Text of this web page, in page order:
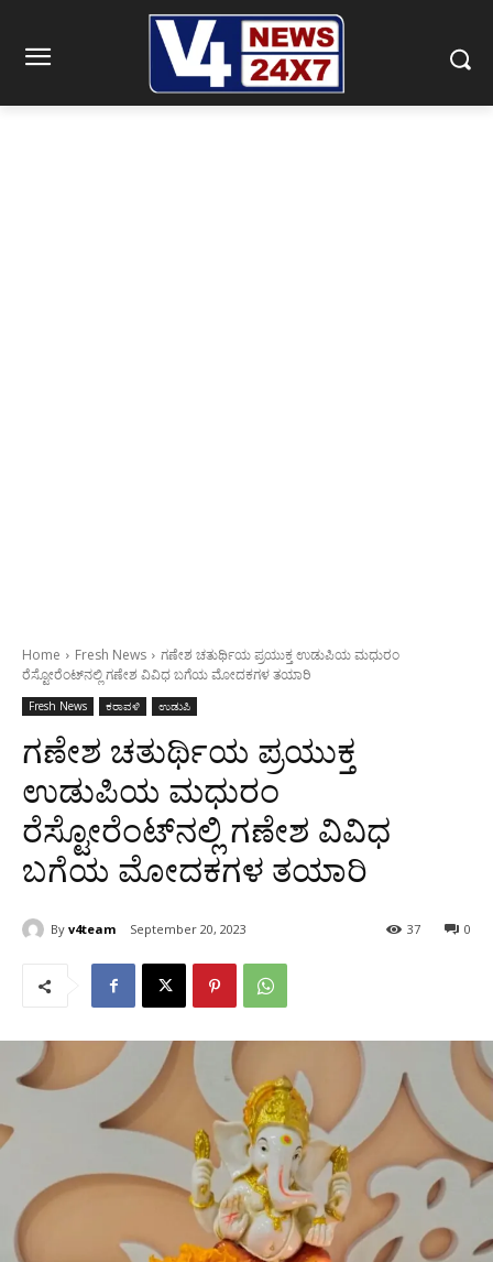
Home Fresh News
ಗಣೇಶ ಚತುರ್ಥಿಯ ಪ್ರಯುಕ್ತ ಉಡುಪಿಯ ಮಧುರಂ
ರೆಸ್ಟೋರೆಂಟ್‌ನಲ್ಲಿ ಗಣೇಶ ವಿವಿಧ ಬಗೆಯ ಮೋದಕಗಳ ತಯಾರಿ
Fresh News ಕರಾವಳಿ ಉಡುಪಿ
ಗಣೇಶ ಚತುರ್ಥಿಯ ಪ್ರಯುಕ್ತ
ಉಡುಪಿಯ ಮಧುರಂ
ರೆಸ್ಟೋರೆಂಟ್‌ನಲ್ಲಿ ಗಣೇಶ ವಿವಿಧ
ಬಗೆಯ ಮೋದಕಗಳ ತಯಾರಿ
By v4team September 20, 2023 0
37